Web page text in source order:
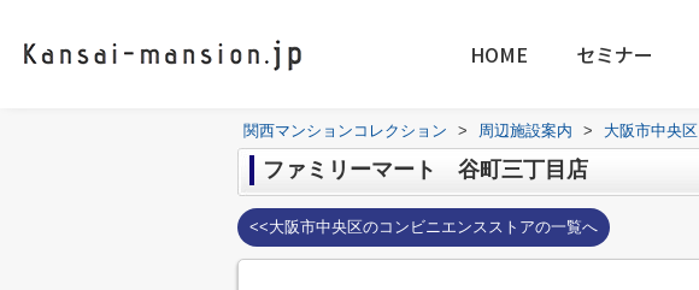
HOME セミナー
関西マンションコレクション > 周辺施設案内 > 大阪市中央区
ファミリーマート 谷町三丁目店
<<大阪市中央区のコンビニエンスストアの一覧へ